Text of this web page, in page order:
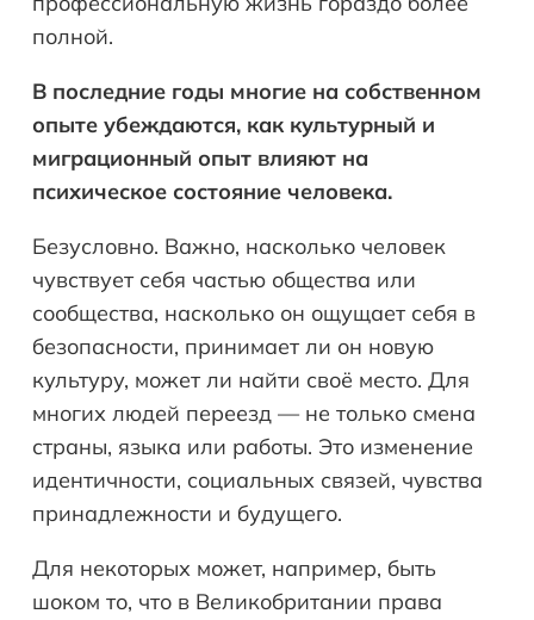
полной.
В последние годы многие на собственном
опыте убеждаются, как культурный и
миграционный опыт влияют на
психическое состояние человека.
Безусловно. Важно, насколько человек
чувствует себя частью общества или
сообщества, насколько он ощущает себя в
безопасности, принимает ли он новую
культуру, может ли найти своё место. Для
многих людей переезд — не только смена
страны, языка или работы. Это изменение
идентичности, социальных связей, чувства
принадлежности и будущего.
Для некоторых может, например, быть
шоком то, что в Великобритании права